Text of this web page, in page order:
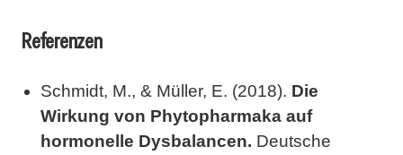
Referenzen
Schmidt, M., & Müller, E. (2018). Die
Wirkung von Phytopharmaka auf
hormonelle Dysbalancen. Deutsche